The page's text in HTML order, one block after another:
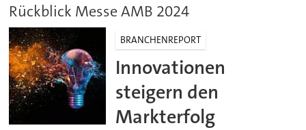
Rückblick Messe AMB 2024
BRANCHENREPORT
Innovationen
steigern den
Markterfolg